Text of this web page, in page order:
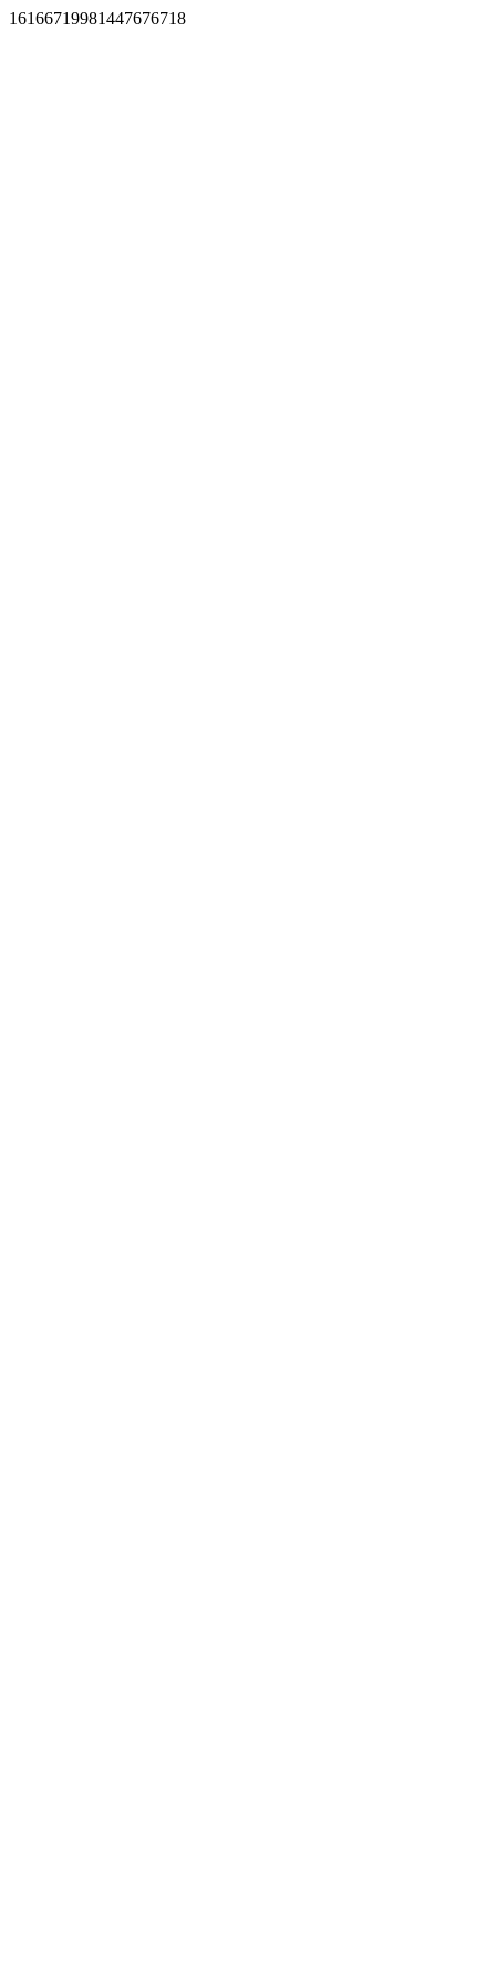
16166719981447676718